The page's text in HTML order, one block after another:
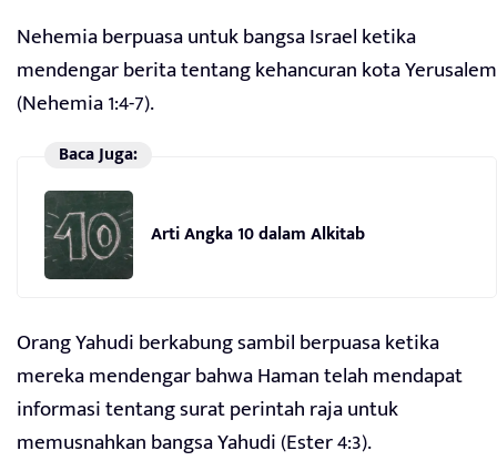
Nehemia berpuasa untuk bangsa Israel ketika
mendengar berita tentang kehancuran kota Yerusalem
(Nehemia 1:4-7).
Baca Juga:
Arti Angka 10 dalam Alkitab
Orang Yahudi berkabung sambil berpuasa ketika
mereka mendengar bahwa Haman telah mendapat
informasi tentang surat perintah raja untuk
memusnahkan bangsa Yahudi (Ester 4:3).